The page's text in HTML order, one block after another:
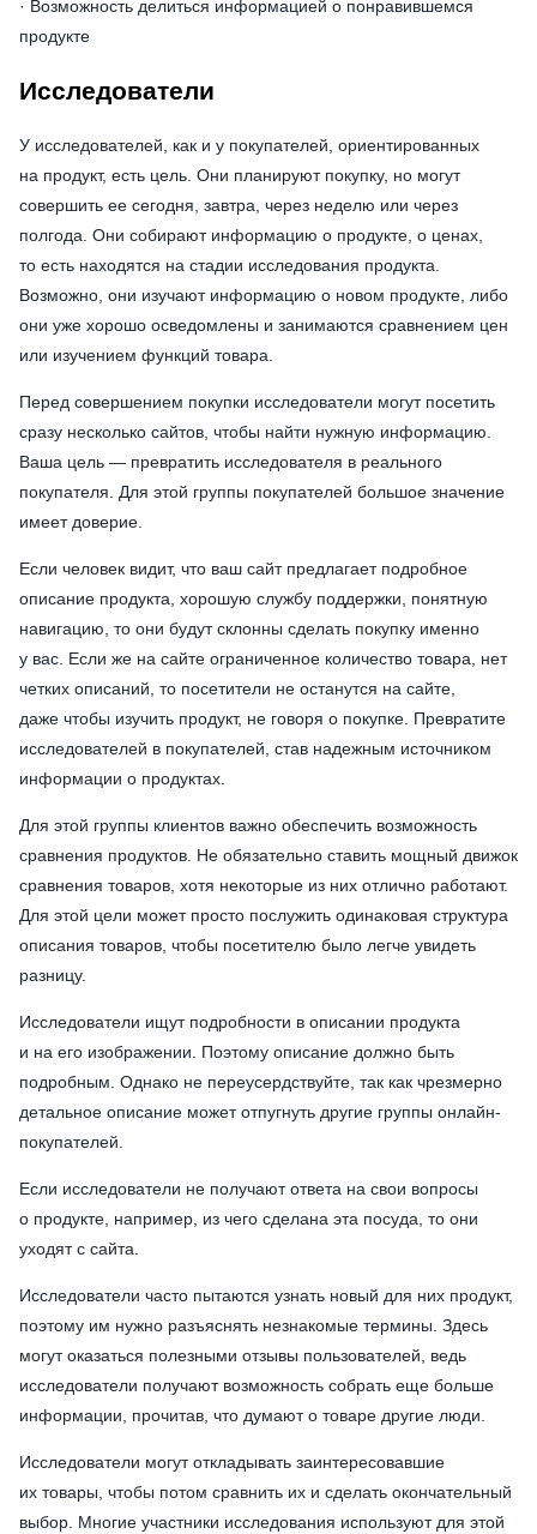
· Возможность делиться информацией о понравившемся
продукте
Исследователи
У исследователей, как и у покупателей, ориентированных
на продукт, есть цель. Они планируют покупку, но могут
совершить ее сегодня, завтра, через неделю или через
полгода. Они собирают информацию о продукте, о ценах,
то есть находятся на стадии исследования продукта.
Возможно, они изучают информацию о новом продукте, либо
они уже хорошо осведомлены и занимаются сравнением цен
или изучением функций товара.
Перед совершением покупки исследователи могут посетить
сразу несколько сайтов, чтобы найти нужную информацию.
Ваша цель — превратить исследователя в реального
покупателя. Для этой группы покупателей большое значение
имеет доверие.
Если человек видит, что ваш сайт предлагает подробное
описание продукта, хорошую службу поддержки, понятную
навигацию, то они будут склонны сделать покупку именно
у вас. Если же на сайте ограниченное количество товара, нет
четких описаний, то посетители не останутся на сайте,
даже чтобы изучить продукт, не говоря о покупке. Превратите
исследователей в покупателей, став надежным источником
информации о продуктах.
Для этой группы клиентов важно обеспечить возможность
сравнения продуктов. Не обязательно ставить мощный движок
сравнения товаров, хотя некоторые из них отлично работают.
Для этой цели может просто послужить одинаковая структура
описания товаров, чтобы посетителю было легче увидеть
разницу.
Исследователи ищут подробности в описании продукта
и на его изображении. Поэтому описание должно быть
подробным. Однако не переусердствуйте, так как чрезмерно
детальное описание может отпугнуть другие группы онлайн-
покупателей.
Если исследователи не получают ответа на свои вопросы
о продукте, например, из чего сделана эта посуда, то они
уходят с сайта.
Исследователи часто пытаются узнать новый для них продукт,
поэтому им нужно разъяснять незнакомые термины. Здесь
могут оказаться полезными отзывы пользователей, ведь
исследователи получают возможность собрать еще больше
информации, прочитав, что думают о товаре другие люди.
Исследователи могут откладывать заинтересовавшие
их товары, чтобы потом сравнить их и сделать окончательный
выбор. Многие участники исследования используют для этой